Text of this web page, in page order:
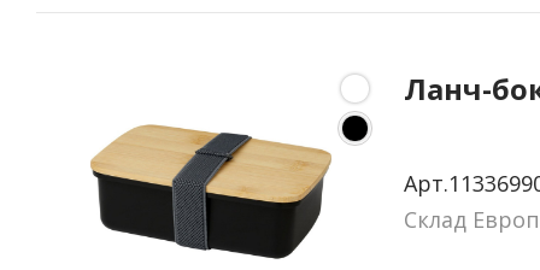
Ланч-
Склад